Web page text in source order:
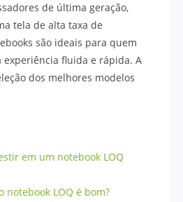
de última geração,
tela de alta taxa de
são ideais para quem
experiência fluida e rápida. A
dos melhores modelos
em um notebook LOQ
notebook LOQ é bom?